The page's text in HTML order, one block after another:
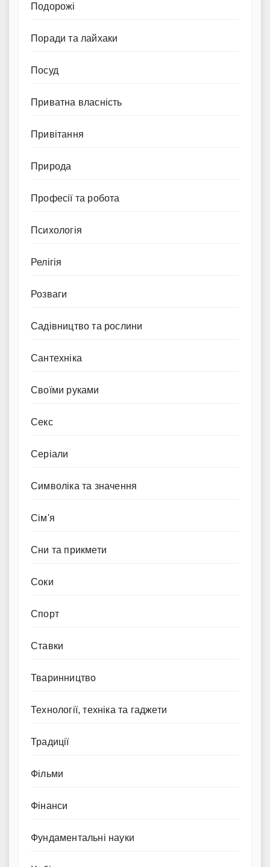
Подорожі
Поради та лайхаки
Посуд
Приватна власність
Привітання
Природа
Професії та робота
Психологія
Релігія
Розваги
Садівництво та рослини
Сантехніка
Своїми руками
Секс
Серіали
Символіка та значення
Сім'я
Сни та прикмети
Соки
Спорт
Ставки
Тваринництво
Технології, техніка та гаджети
Традиції
Фільми
Фінанси
Фундаментальні науки